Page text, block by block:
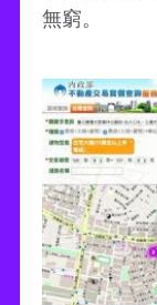
無窮。